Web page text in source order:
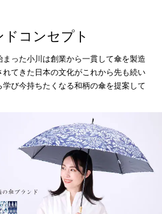
ドコンセプト
まった小川は創業から一貫して傘を製造
てきた日本の文化がこれから先も続い
び今持ちたくなる和柄の傘を提案して